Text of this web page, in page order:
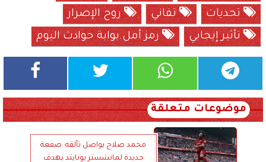
تحديات
تفاني
روح الإصرار
تأثير إيجابي
رمز أمل.بوابة حوادث اليوم
موضوعات متعلقة
محمد صلاح يواصل تألقه: صفعة
جديدة لمانشستر يونايتد بهدف